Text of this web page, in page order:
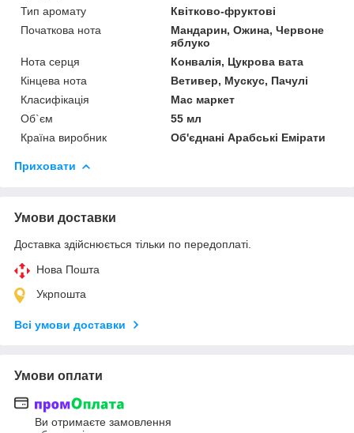
Тип аромату
Квітково-фруктові
Початкова нота
Мандарин, Ожина, Червоне
яблуко
Нота серця
Конвалія, Цукрова вата
Кінцева нота
Ветивер, Мускус, Пачулі
Класифікація
Мас маркет
Об`єм
55 мл
Країна виробник
Об'єднані Арабські Емірати
Приховати
Умови доставки
Доставка здійснюється тільки по передоплаті.
Нова Пошта
Укрпошта
Всі умови доставки
Умови оплати
Ви отримаєте замовлення